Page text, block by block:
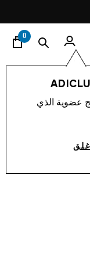
0
عضوية الذي
أغلق